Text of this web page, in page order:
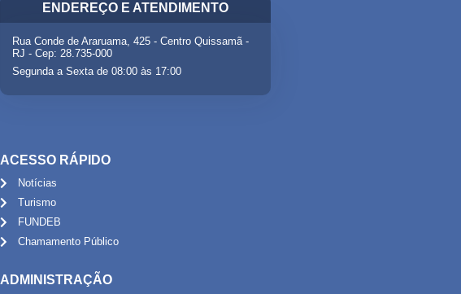
ENDEREÇO E ATENDIMENTO
Rua Conde de Araruama, 425 - Centro Quissamã -
RJ - Cep: 28.735-000
Segunda a Sexta de 08:00 às 17:00
ACESSO RÁPIDO
Notícias
Turismo
FUNDEB
Chamamento Público
ADMINISTRAÇÃO